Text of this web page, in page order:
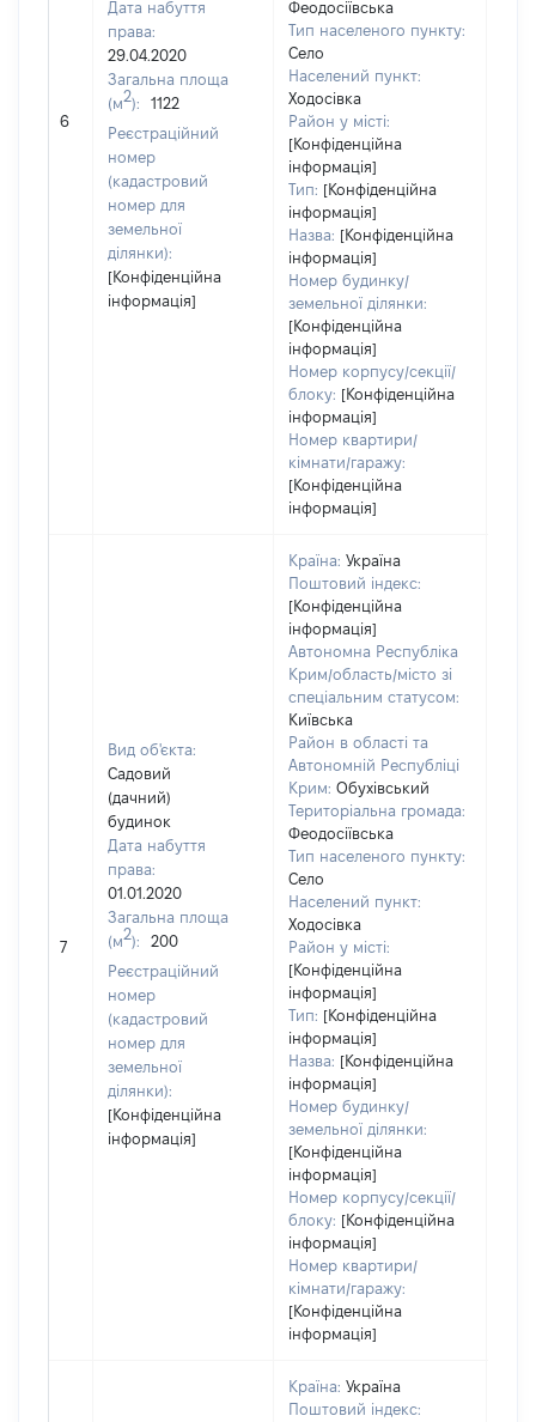
6
Дата набуття
права:
29.04.2020
Загальна площа
(м2):
1122
Реєстраційний
номер
(кадастровий
номер для
земельної
ділянки):
[Конфіденційна
інформація]
Феодосіївська
Тип населеного пункту:
Село
Населений пункт:
Ходосівка
Район у місті:
[Конфіденційна
інформація]
Тип: [Конфіденційна
інформація]
Назва: [Конфіденційна
інформація]
Номер будинку/
земельної ділянки:
[Конфіденційна
інформація]
Номер корпусу/секції/
блоку: [Конфіденційна
інформація]
Номер квартири/
кімнати/гаражу:
[Конфіденційна
інформація]
7
Вид об'єкта:
Садовий
(дачний)
будинок
Дата набуття
права:
01.01.2020
Загальна площа
(м2):
200
Реєстраційний
номер
(кадастровий
номер для
земельної
ділянки):
[Конфіденційна
інформація]
Країна: Україна
Поштовий індекс:
[Конфіденційна
інформація]
Автономна Республіка
Крим/область/місто зі
спеціальним статусом:
Київська
Район в області та
Автономній Республіці
Крим: Обухівський
Територіальна громада:
Феодосіївська
Тип населеного пункту:
Село
Населений пункт:
Ходосівка
Район у місті:
[Конфіденційна
інформація]
Тип: [Конфіденційна
інформація]
Назва: [Конфіденційна
інформація]
Номер будинку/
земельної ділянки:
[Конфіденційна
інформація]
Номер корпусу/секції/
блоку: [Конфіденційна
інформація]
Номер квартири/
кімнати/гаражу:
[Конфіденційна
інформація]
Країна: Україна
Поштовий індекс: